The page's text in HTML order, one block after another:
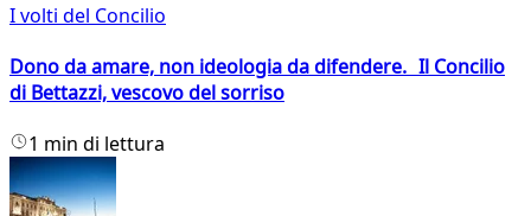
I volti del Concilio
Dono da amare, non ideologia da difendere. Il Concilio
di Bettazzi, vescovo del sorriso
1 min di lettura